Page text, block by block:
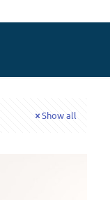
Show all